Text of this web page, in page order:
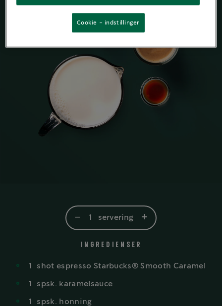
- 1 servering +
INGREDIENSER
1 shot espresso Starbucks® Smooth Caramel
1 spsk. karamelsauce
1 spsk. honning
Cookie - indstillinger